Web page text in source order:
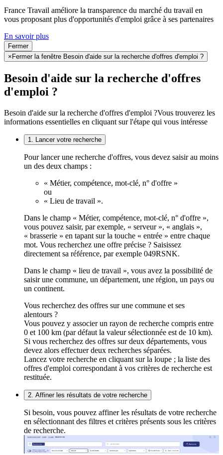
France Travail améliore la transparence du marché du travail en
vous proposant plus d'opportunités d'emploi grâce à ses partenaires
En savoir plus
Fermer
× Fermer la fenêtre Besoin d'aide sur la recherche d'offres d'emploi ?
Besoin d'aide sur la recherche d'offres
d'emploi ?
Besoin d'aide sur la recherche d'offres d'emploi ?Vous trouverez les
informations essentielles en cliquant sur l'étape qui vous intéresse
1. Lancer votre recherche
Pour lancer une recherche d'offres, vous devez saisir au moins
un des deux champs :
« Métier, compétence, mot-clé, n° d'offre »
ou
« Lieu de travail ».
Dans le champ « Métier, compétence, mot-clé, n° d'offre »,
vous pouvez saisir, par exemple, « serveur », « anglais »,
« brasserie » en tapant sur la touche « entrée » entre chaque
mot. Vous recherchez une offre précise ? Saisissez
directement sa référence, par exemple 049RSNK.
Dans le champ « lieu de travail », vous avez la possibilité de
saisir une commune, un département, une région, un pays ou
un continent.
Vous recherchez des offres sur une commune et ses
alentours ?
Vous pouvez y associer un rayon de recherche compris entre
0 et 100 km (par défaut la valeur sélectionnée est de 10 km).
Si vous recherchez des offres sur deux départements, vous
devez alors effectuer deux recherches séparées.
Lancez votre recherche en cliquant sur la loupe ; la liste des
offres d'emploi correspondant à vos critères de recherche est
restituée.
2. Affiner les résultats de votre recherche
Si besoin, vous pouvez affiner les résultats de votre recherche
en sélectionnant des filtres et critères présents sous les critères
de recherche.